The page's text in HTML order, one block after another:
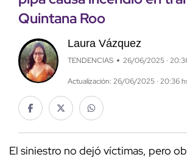
Quintana Roo
Laura Vázquez
TENDENCIAS 26/06/2025 ·
Actualización: 26/06/2025 · 20:36
El siniestro no dejó víctimas, pero